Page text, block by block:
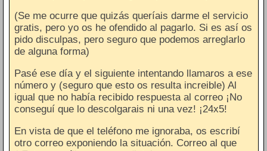
(Se me ocurre que quizás queríais darme el servicio
gratis, pero yo os he ofendido al pagarlo. Si es así os
pido disculpas, pero seguro que podemos arreglarlo
de alguna forma)
Pasé ese día y el siguiente intentando llamaros a ese
número y (seguro que esto os resulta increible) Al
igual que no había recibido respuesta al correo ¡No
conseguí que lo descolgarais ni una vez! ¡24x5!
En vista de que el teléfono me ignoraba, os escribí
otro correo exponiendo la situación. Correo al que